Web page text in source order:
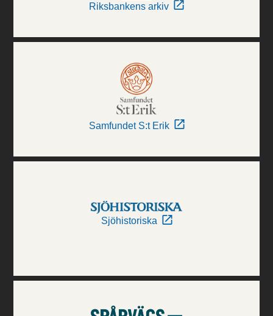
Riksbankens arkiv
Samfundet S:t Erik
Sjöhistoriska